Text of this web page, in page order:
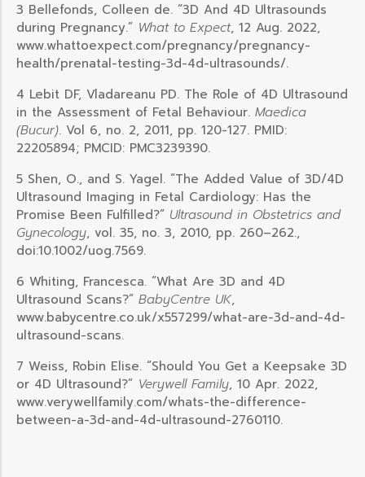
3 Bellefonds, Colleen de. “3D And 4D Ultrasounds
during Pregnancy.” What to Expect, 12 Aug. 2022,
www.whattoexpect.com/pregnancy/pregnancy-
health/prenatal-testing-3d-4d-ultrasounds/.
4 Lebit DF, Vladareanu PD. The Role of 4D Ultrasound
in the Assessment of Fetal Behaviour. Maedica
(Bucur). Vol 6, no. 2, 2011, pp. 120-127. PMID:
22205894; PMCID: PMC3239390.
5 Shen, O., and S. Yagel. “The Added Value of 3D/4D
Ultrasound Imaging in Fetal Cardiology: Has the
Promise Been Fulfilled?” Ultrasound in Obstetrics and
Gynecology, vol. 35, no. 3, 2010, pp. 260–262.,
doi:10.1002/uog.7569.
6 Whiting, Francesca. “What Are 3D and 4D
Ultrasound Scans?” BabyCentre UK,
www.babycentre.co.uk/x557299/what-are-3d-and-4d-
ultrasound-scans.
7 Weiss, Robin Elise. “Should You Get a Keepsake 3D
or 4D Ultrasound?” Verywell Family, 10 Apr. 2022,
www.verywellfamily.com/whats-the-difference-
between-a-3d-and-4d-ultrasound-2760110.